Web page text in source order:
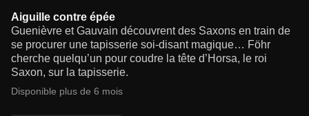
Aiguille contre épée
Guenièvre et Gauvain découvrent des Saxons en train de
se procurer une tapisserie soi-disant magique… Föhr
cherche quelqu’un pour coudre la tête d’Horsa, le roi
Saxon, sur la tapisserie.
Disponible plus de 6 mois